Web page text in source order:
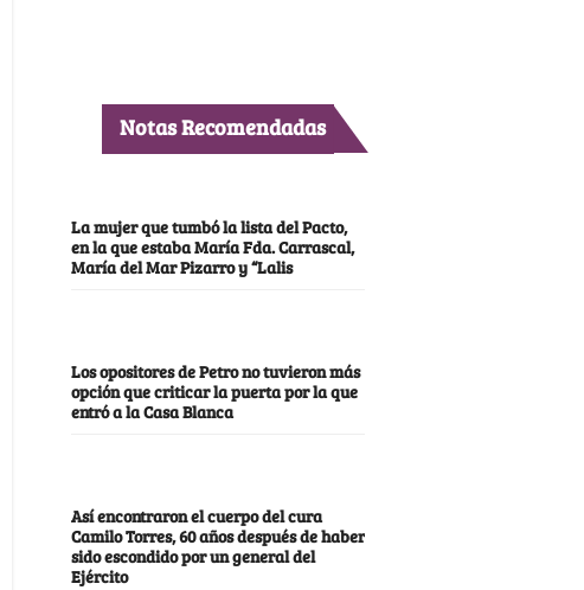
Notas Recomendadas
La mujer que tumbó la lista del Pacto,
en la que estaba María Fda. Carrascal,
María del Mar Pizarro y “Lalis
Los opositores de Petro no tuvieron más
opción que criticar la puerta por la que
entró a la Casa Blanca
Así encontraron el cuerpo del cura
Camilo Torres, 60 años después de haber
sido escondido por un general del
Ejército